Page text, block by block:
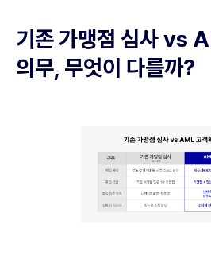
기존 가맹점 심사 vs
의무, 무엇이 다를까?